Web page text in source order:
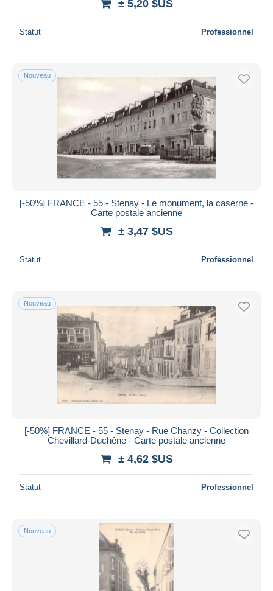
± 5,20 $US
Statut Professionnel
Nouveau
[-50%] FRANCE - 55 - Stenay - Le monument, la caserne -
Carte postale ancienne
± 3,47 $US
Statut Professionnel
Nouveau
[-50%] FRANCE - 55 - Stenay - Rue Chanzy - Collection
Chevillard-Duchêne - Carte postale ancienne
± 4,62 $US
Statut Professionnel
Nouveau